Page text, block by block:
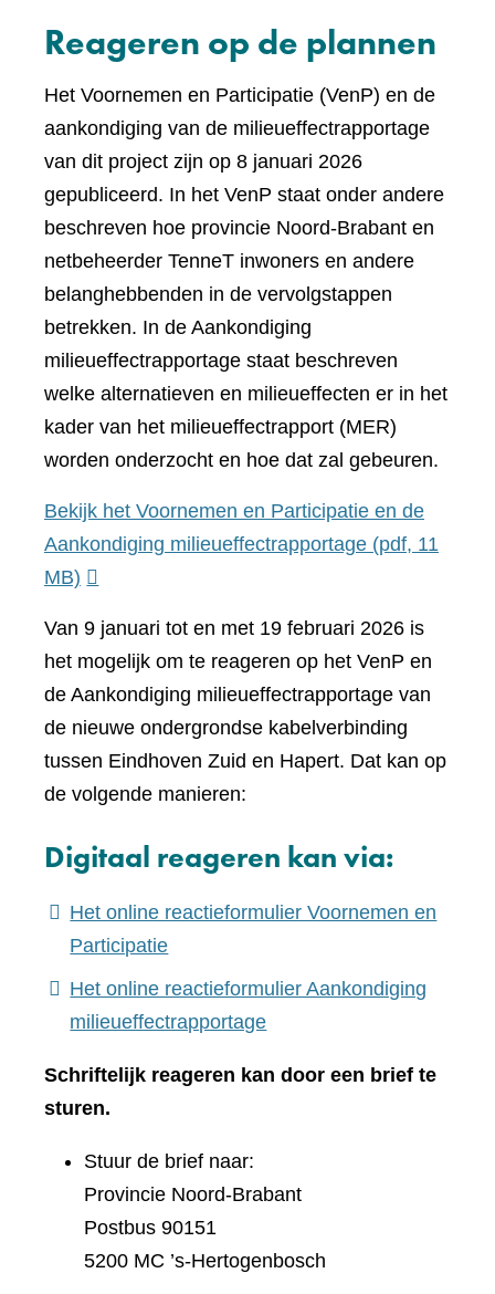
Reageren op de plannen
Het Voornemen en Participatie (VenP) en de
aankondiging van de milieueffectrapportage
van dit project zijn op 8 januari 2026
gepubliceerd. In het VenP staat onder andere
beschreven hoe provincie Noord-Brabant en
netbeheerder TenneT inwoners en andere
belanghebbenden in de vervolgstappen
betrekken. In de Aankondiging
milieueffectrapportage staat beschreven
welke alternatieven en milieueffecten er in het
kader van het milieueffectrapport (MER)
worden onderzocht en hoe dat zal gebeuren.
Bekijk het Voornemen en Participatie en de
Aankondiging milieueffectrapportage (pdf, 11
MB)
Van 9 januari tot en met 19 februari 2026 is
het mogelijk om te reageren op het VenP en
de Aankondiging milieueffectrapportage van
de nieuwe ondergrondse kabelverbinding
tussen Eindhoven Zuid en Hapert. Dat kan op
de volgende manieren:
Digitaal reageren kan via:
Het online reactieformulier Voornemen en
Participatie(verwijst
naar
een
website)
Het online reactieformulier Aankondiging
milieueffectrapportage(verwijst
een
Schriftelijk reageren kan door een brief te
sturen.
Stuur de brief naar:
Provincie Noord-Brabant
Postbus 90151
5200 MC ’s-Hertogenbosch